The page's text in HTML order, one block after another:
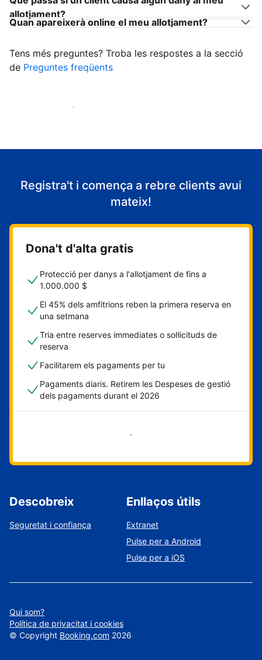
allotjament?
Quan apareixerà online el meu allotjament?
Tens més preguntes? Troba les respostes a la secció
de Preguntes freqüents
Comença a rebre clients
Registra't i comença a rebre clients avui
mateix!
Dona't d'alta gratis
Protecció per danys a l'allotjament de fins a
1.000.000 $
El 45% dels amfitrions reben la primera reserva en
una setmana
Tria entre reserves immediates o sol·licituds de
reserva
Facilitarem els pagaments per tu
Pagaments diaris. Retirem les Despeses de gestió
dels pagaments durant el 2026
Comença ara
Descobreix
Seguretat i confiança
Enllaços útils
Extranet
Pulse per a Android
Pulse per a iOS
Qui som?
Política de privacitat i cookies
© Copyright Booking.com 2026